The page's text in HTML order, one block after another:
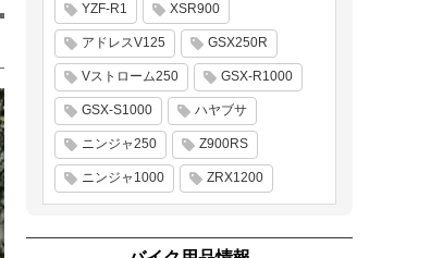
YZF-R1 XSR900
アドレスV125 GSX250R
Vストローム250 GSX-R1000
GSX-S1000 ハヤブサ
ニンジャ250 Z900RS
ニンジャ1000 ZRX1200